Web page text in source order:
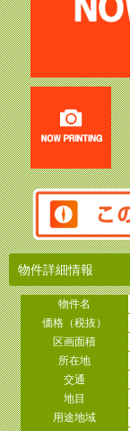
物件詳細情報
物件名
価格（税抜）
区画面積
所在地
交通
地目
用途地域